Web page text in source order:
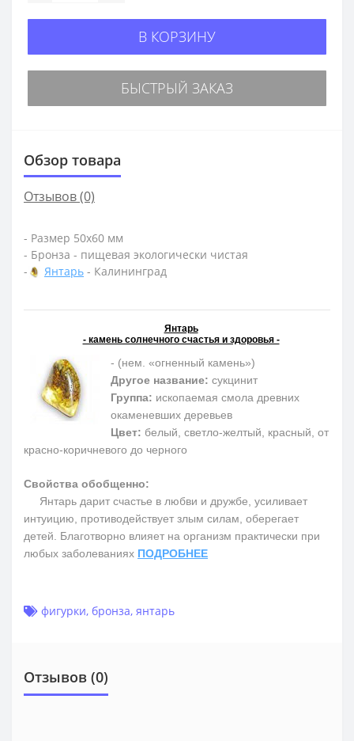
В КОРЗИНУ
БЫСТРЫЙ ЗАКАЗ
Обзор товара
Отзывов (0)
- Размер 50х60 мм
- Бронза - пищевая экологически чистая
-
Янтарь - Калининград
Янтарь
- камень солнечного счастья и здоровья -
- (нем. «огненный камень»)
Другое название: сукцинит
Группа: ископаемая смола древних
окаменевших деревьев
Цвет: белый, светло-желтый, красный, от
красно-коричневого до черного
Свойства обобщенно:
Янтарь дарит счастье в любви и дружбе, усиливает
интуицию, противодействует злым силам, оберегает
детей. Благотворно влияет на организм практически при
любых заболеваниях ПОДРОБНЕЕ
фигурки, бронза, янтарь
Отзывов (0)